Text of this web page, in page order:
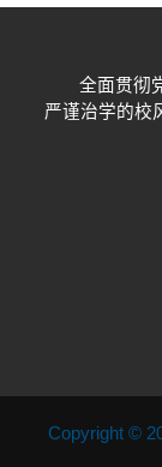
全面贯彻
严谨治学的校
Copyright ©